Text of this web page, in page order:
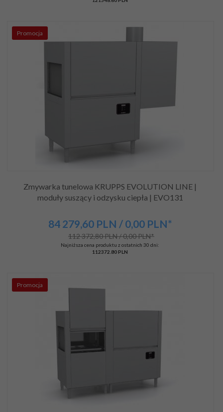
Promocja
Zmywarka tunelowa KRUPPS EVOLUTION LINE |
moduły suszący i odzysku ciepła | EVO131
84 279,60PLN / 0,00 PLN*
112 372,80 PLN / 0,00 PLN*
Najniższa cena produktu z ostatnich 30 dni:
112372.80 PLN
Promocja